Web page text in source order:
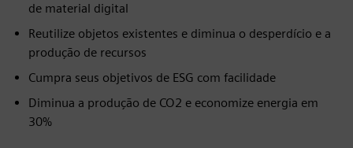
de material digital
Reutilize objetos existentes e diminua o desperdício e a
produção de recursos
Cumpra seus objetivos de ESG com facilidade
Diminua a produção de CO2 e economize energia em
30%